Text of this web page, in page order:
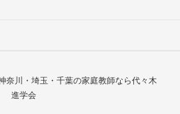
奈川・埼玉・千葉の家庭教師なら代々木
進学会